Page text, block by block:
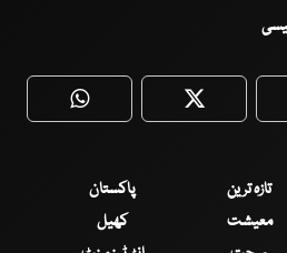
WhatsApp Twitter
تازہ ترین
پاکستان
معیشت
کھیل